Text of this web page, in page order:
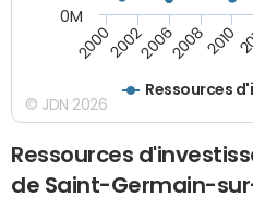
Ressources
20002002200620082010
0M
© JDN 2026
Ressources
de Saint-Germain-